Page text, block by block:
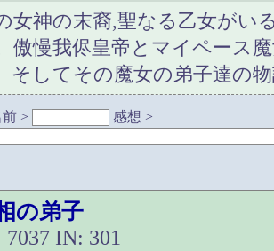
女神の末裔,聖なる乙女がい
傲慢我侭皇帝とマイペース
そしてその魔女の弟子達の
> 感想 >
の弟子
7037 IN: 301